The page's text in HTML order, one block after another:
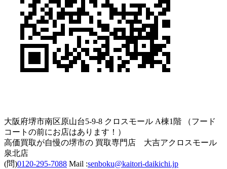
大阪府堺市南区原山台5-9-8 クロスモール A棟1階 （フード
コートの前にお店はあります！）
高価買取が自慢の堺市の 買取専門店 大吉アクロスモール
泉北店
(問)0120-295-7088 Mail :senboku@kaitori-daikichi.jp